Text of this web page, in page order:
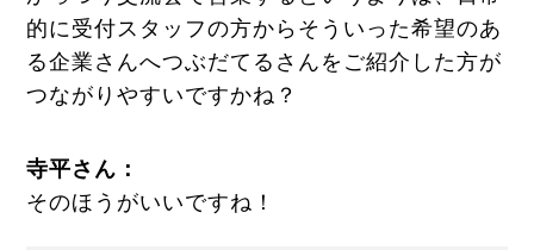
的に受付スタッフの方からそういった希望のあ
る企業さんへつぶだてるさんをご紹介した方が
つながりやすいですかね？
寺平さん：
そのほうがいいですね！